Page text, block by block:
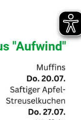
"Aufwind"